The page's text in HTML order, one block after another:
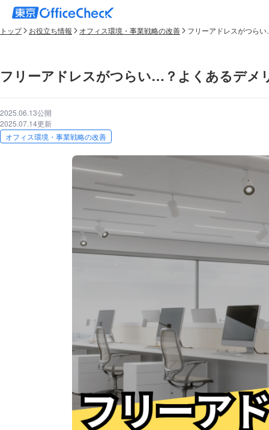
トップ お役立ち情報 オフィス環境・事業戦略の改善 フリーアドレスがつら
フリーアドレスがつらい…？よくあるデメ
2025.06.13公開
2025.07.14更新
オフィス環境・事業戦略の改善